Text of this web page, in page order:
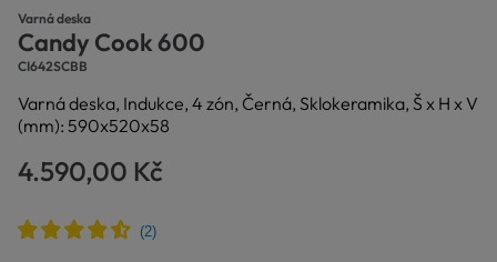
Varná deska
Candy Cook 600
CI642SCBB
Varná deska, Indukce, 4 zón, Černá, Sklokeramika, Š x H x V
(mm): 590x520x58
4.590,00 Kč